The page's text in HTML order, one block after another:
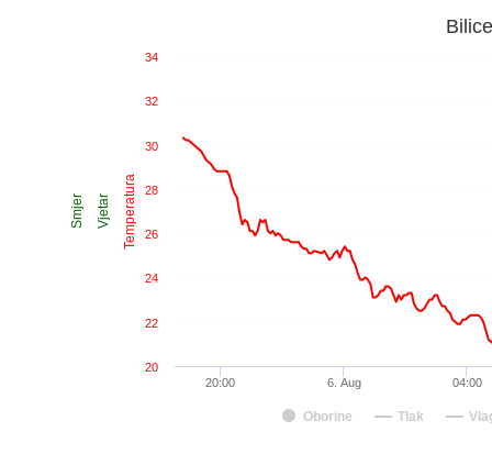
Temperatura
Vjetar
Smjer
Oborine Tlak
6. Aug
20:00 04:00
20
22
24
26
28
30
32
34